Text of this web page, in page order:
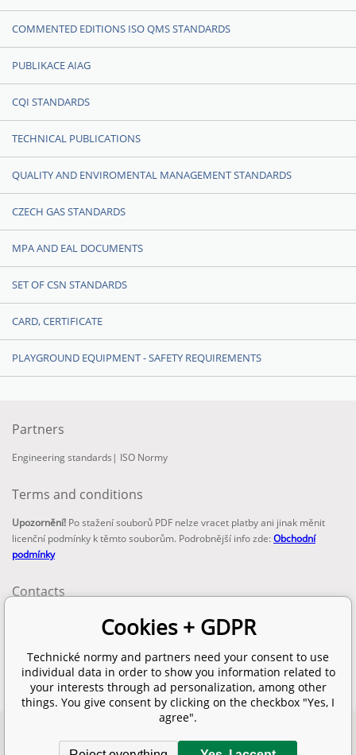
COMMENTED EDITIONS ISO QMS STANDARDS
PUBLIKACE AIAG
CQI STANDARDS
TECHNICAL PUBLICATIONS
QUALITY AND ENVIROMENTAL MANAGEMENT STANDARDS
CZECH GAS STANDARDS
MPA AND EAL DOCUMENTS
SET OF CSN STANDARDS
CARD, CERTIFICATE
PLAYGROUND EQUIPMENT - SAFETY REQUIREMENTS
Partners
Engineering standards | ISO Normy
Terms and conditions
Upozornění! Po stažení souborů PDF nelze vracet platby ani jinak měnit
licenční podmínky k těmto souborům. Podrobnější info zde:Obchodní
podmínky
Contacts
info@technickenormy.cz
obchod@technickenormy.cz
Telefon:
+420 377 387 684
Cookies + GDPR
Technické normy and partners need your consent to use
individual data in order to show you information related to
your interests through ad personalization, among other
things. You give consent by clicking on the checkbox "Yes, I
agree".